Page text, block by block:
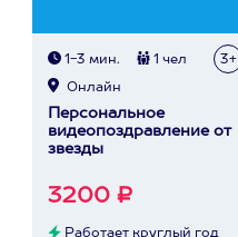
1-3 мин. 1 чел 3+
Онлайн
Персональное
видеопоздравление от
звезды
3200 ₽
Работает круглый год